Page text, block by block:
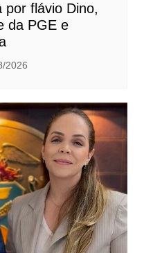
por flávio Dino,
da PGE e
2026